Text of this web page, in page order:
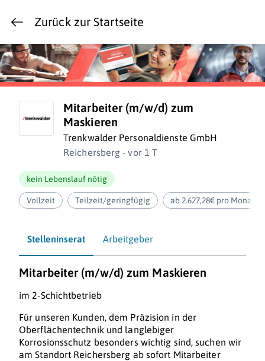
Zurück zur Startseite
Mitarbeiter (m/w/d) zum
Maskieren
Trenkwalder Personaldienste GmbH
Reichersberg - vor 1 T
kein Lebenslauf nötig
Vollzeit Teilzeit/geringfügig ab 2.627,28€ pro Monat
Stelleninserat Arbeitgeber
Mitarbeiter (m/w/d) zum Maskieren
im 2-Schichtbetrieb
Für unseren Kunden, dem Präzision in der
Oberflächentechnik und langlebiger
Korrosionsschutz besonders wichtig sind, suchen wir
am Standort Reichersberg ab sofort Mitarbeiter